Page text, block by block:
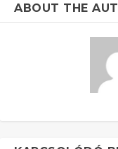
ABOUT THE